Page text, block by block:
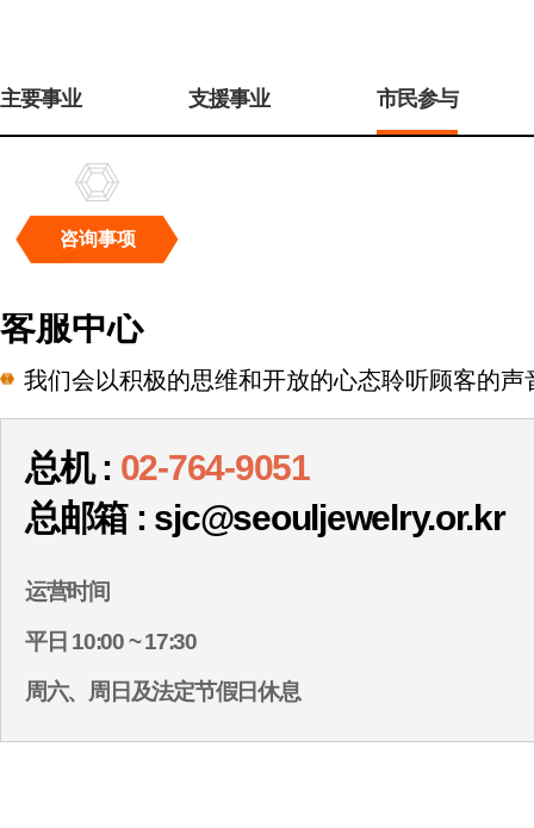
메
主要事业 支援事业 市民参与
咨询事项
事
客服中心
我们会以积极的思维和开放的心态聆听顾客的声
总机 : 02-764-9051
总邮箱 : sjc@seouljewelry.or.kr
运营时间
平日 10:00 ~ 17:30
周六、周日及法定节假日休息